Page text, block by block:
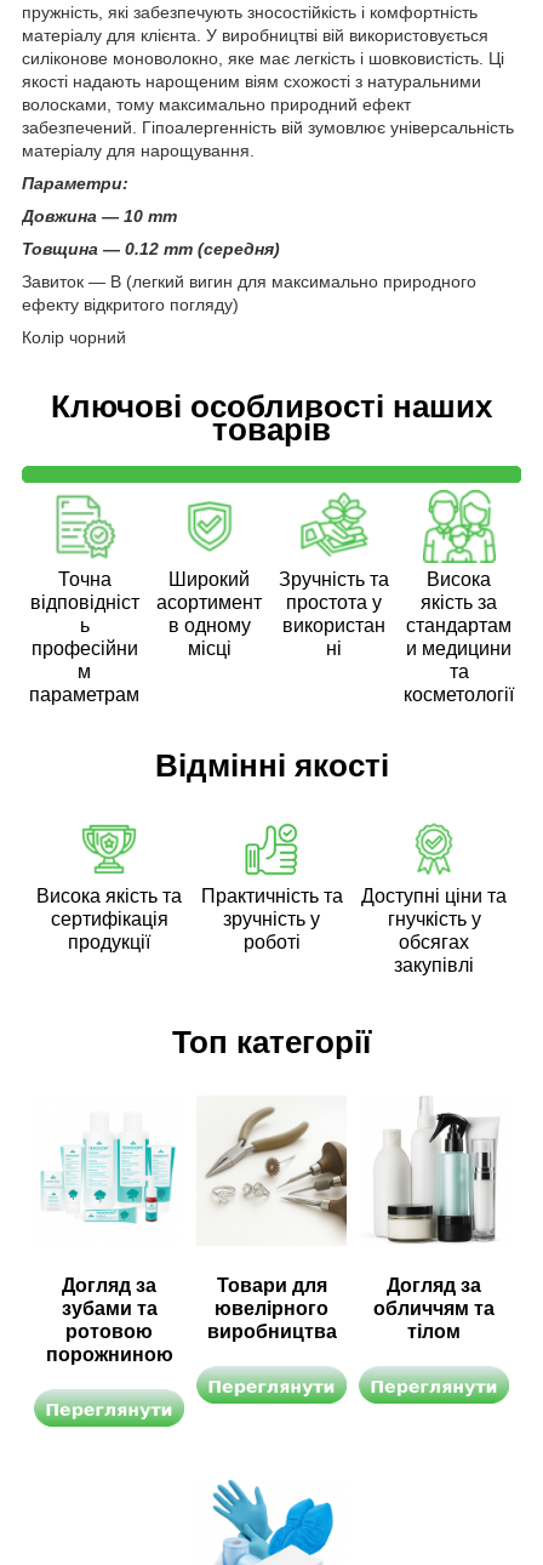
пружність, які забезпечують зносостійкість і комфортність
матеріалу для клієнта. У виробництві вій використовується
силіконове моноволокно, яке має легкість і шовковистість. Ці
якості надають нарощеним віям схожості з натуральними
волосками, тому максимально природний ефект
забезпечений. Гіпоалергенність вій зумовлює універсальність
матеріалу для нарощування.
Параметри:
Довжина — 10 mm
Товщина — 0.12 mm (середня)
Завиток — В (легкий вигин для максимально природного
ефекту відкритого погляду)
Колір чорний
Ключові особливості наших
товарів
Точна
відповідніст
ь
професійни
м
параметрам
Широкий
асортимент
в одному
місці
Зручність та
простота у
використан
ні
Висока
якість за
стандартам
и медицини
та
косметології
Відмінні якості
Висока якість та
сертифікація
продукції
Практичність та
зручність у
роботі
Доступні ціни та
гнучкість у
обсягах
закупівлі
Топ категорії
Догляд за
зубами та
ротовою
порожниною
Товари для
ювелірного
виробництва
Догляд за
обличчям та
тілом